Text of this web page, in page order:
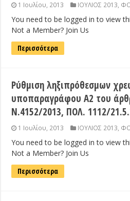
1 Ιουλίου, 2013 ΙΟΥΛΙΟΣ 2013,
You need to be logged in to view
Not a Member? Join Us
Περισσότερα
Ρύθμιση ληξιπρόθεσμων
υποπαραγράφου Α2 του
Ν.4152/2013, ΠΟΛ. 1112/
1 Ιουλίου, 2013 ΙΟΥΛΙΟΣ 2013,
You need to be logged in to view
Not a Member? Join Us
Περισσότερα